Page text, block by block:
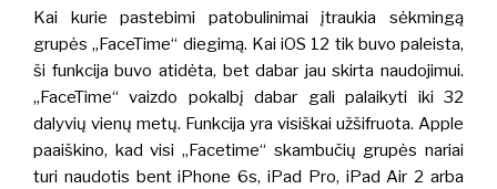
Kai kurie pastebimi patobulinimai įtraukia sėkmingą
grupės „FaceTime“ diegimą. Kai iOS 12 tik buvo paleista,
ši funkcija buvo atidėta, bet dabar jau skirta naudojimui.
„FaceTime“ vaizdo pokalbį dabar gali palaikyti iki 32
dalyvių vienų metų. Funkcija yra visiškai užšifruota. Apple
paaiškino, kad visi „Facetime“ skambučių grupės nariai
turi naudotis bent iPhone 6s, iPad Pro, iPad Air 2 arba